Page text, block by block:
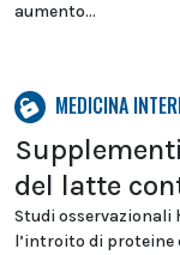
aumento...
MEDICINA
del latte
Studi osservazionali
l’introito di proteine